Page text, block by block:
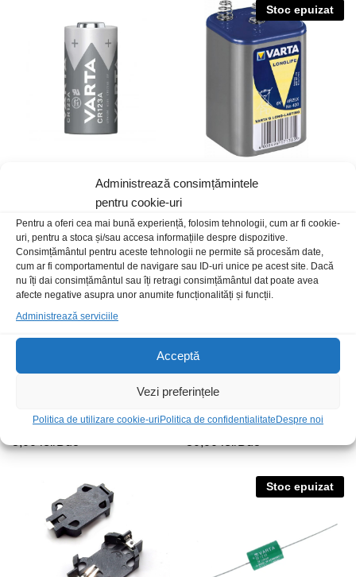
Administrează consimțămintele
pentru cookie-uri
Pentru a oferi cea mai bună experiență, folosim tehnologii, cum ar fi cookie-
uri, pentru a stoca și/sau accesa informațiile despre dispozitive.
Consimțământul pentru aceste tehnologii ne permite să procesăm date,
cum ar fi comportamentul de navigare sau ID-uri unice pe acest site. Dacă
nu îți dai consimțământul sau îți retragi consimțământul dat poate avea
afecte negative asupra unor anumite funcționalități și funcții.
Administrează serviciile
Acceptă
Vezi preferințele
Politica de utilizare cookie-uri Politica de confidentialitate Despre noi
Stoc epuizat
BH-311-1A
pentru placa baza
Stoc epuizat